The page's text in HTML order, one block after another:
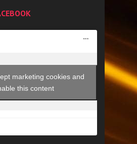
marketing cookies and
this content